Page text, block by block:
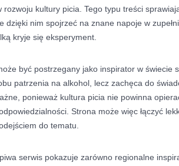
rozwoju kultury picia. Tego typu treści
dzięki nim spojrzeć na znane napoje w
kryje się eksperyment.
być postrzegany jako inspirator w świecie
patrzenia na alkohol, lecz zachęca do
ponieważ kultura picia nie powinna
Strona może więc łączyć
do tematu.
serwis pokazuje zarówno regionalne